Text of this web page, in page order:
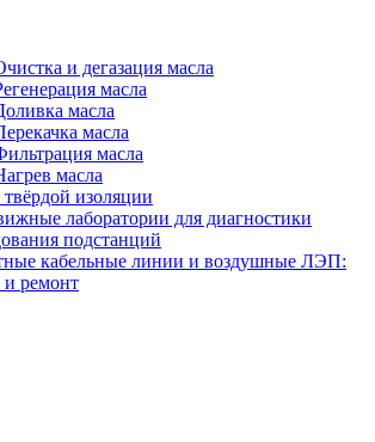
и дегазация масла
масла
масла
масла
масла
масла
изоляции
лаборатории для диагностики
подстанций
кабельные линии и воздушные ЛЭП:
и ремонт